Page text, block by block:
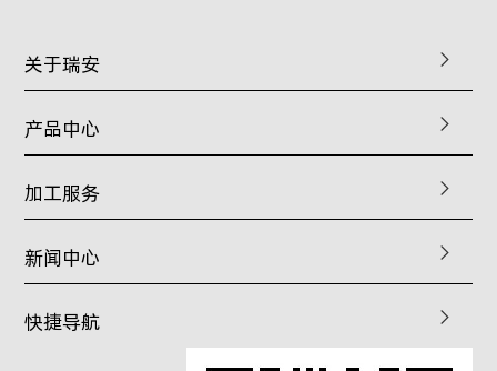
关于瑞安
产品中心
加工服务
新闻中心
快捷导航